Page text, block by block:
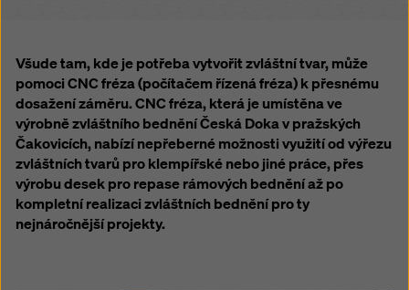
Všude tam, kde je potřeba vytvořit zvláštní tvar, může
pomoci CNC fréza (počítačem řízená fréza) k přesnému
dosažení záměru. CNC fréza, která je umístěna ve
výrobně zvláštního bednění Česká Doka v pražských
Čakovicích, nabízí nepřeberné možnosti využití od výřezu
zvláštních tvarů pro klempířské nebo jiné práce, přes
výrobu desek pro repase rámových bednění až po
kompletní realizaci zvláštních bednění pro ty
nejnáročnější projekty.
příslušných zaškrtávacích políček. Svůj souhlas
můžete kdykoli odvolat s budoucí účinností a bez
uvedení důvodu kliknutím nanastavení souborů
cookiev dolní části této webové stránky.
Více informací o našich souborechsouborů cookie
najdete v našich zásadách ochrany osobních údajů
Nabízíme vám také možnost výběru souborů cookie
(pokročilé nastavení souborů cookie).